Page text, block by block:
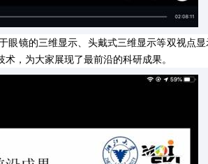
眼镜的三维显示、头戴式三维显示等双视点
，为大家展现了最前沿的科研成果。